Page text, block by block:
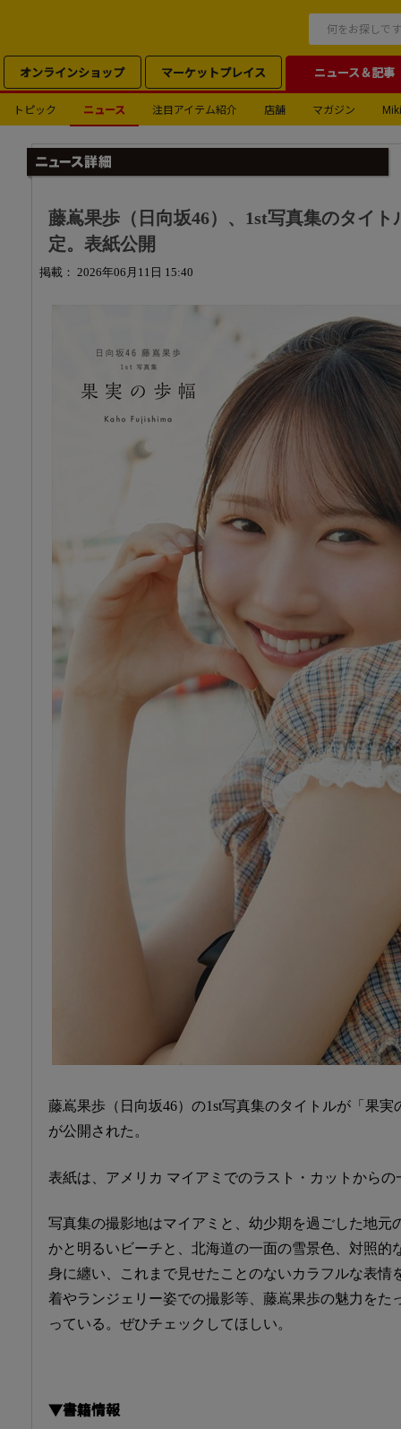
オンラインショップ マーケットプレイス ニュース＆記事
トピック ニュース 注目アイテム紹介 店舗 マガジン
藤嶌果歩（日向坂46）、1st写真集のタイ
定。表紙公開
掲載： 2026年06月11日 15:40
藤嶌果歩（日向坂46）の1st写真集のタイトルが「果
が公開された。
表紙は、アメリカ マイアミでのラスト・カットから
写真集の撮影地はマイアミと、幼少期を過ごした地元
かと明るいビーチと、北海道の一面の雪景色、対照的
身に纏い、これまで見せたことのないカラフルな表情
着やランジェリー姿での撮影等、藤嶌果歩の魅力をた
っている。ぜひチェックしてほしい。
▼書籍情報